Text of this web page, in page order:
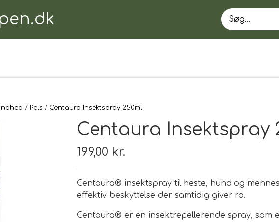
Pels Centaura Insektspray 250ml
Centaura Insektspray
199,00 kr.
Centaura® insektspray til heste, hund og
effektiv beskyttelse der samtidig giver ro.
Centaura® er en insektrepellerende spray, som